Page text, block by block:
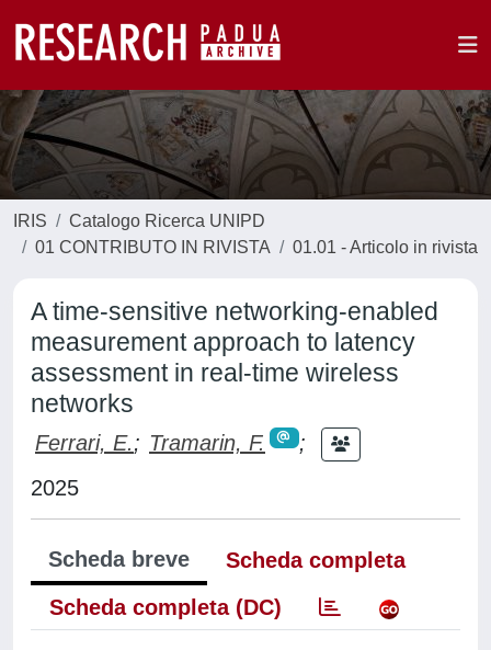
IRIS
Catalogo Ricerca UNIPD
01 CONTRIBUTO IN RIVISTA
01.01 - Articolo in rivista
A time-sensitive networking-enabled
measurement approach to latency
assessment in real-time wireless
networks
Ferrari, E.; Tramarin, F.
;
2025
Scheda breve
Scheda completa
Scheda completa (DC)